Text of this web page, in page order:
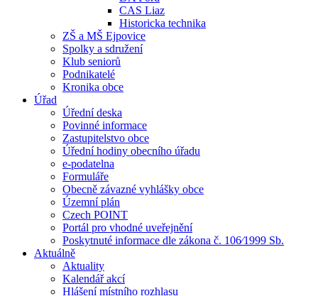
CAS Liaz
Historicka technika
ZŠ a MŠ Ejpovice
Spolky a sdružení
Klub seniorů
Podnikatelé
Kronika obce
Úřad
Úřední deska
Povinné informace
Zastupitelstvo obce
Úřední hodiny obecního úřadu
e-podatelna
Formuláře
Obecně závazné vyhlášky obce
Územní plán
Czech POINT
Portál pro vhodné uveřejnění
Poskytnuté informace dle zákona č. 106⁄1999 Sb.
Aktuálně
Aktuality
Kalendář akcí
Hlášení místního rozhlasu